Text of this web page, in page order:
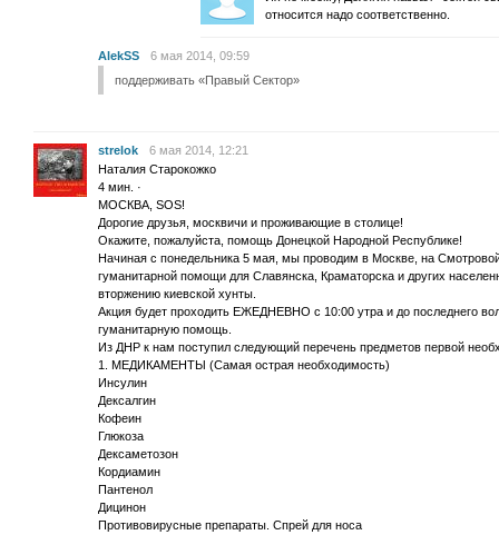
относится надо соответственно.
AlekSS
6 мая 2014, 09:59
поддерживать «Правый Сектор»
strelok
6 мая 2014, 12:21
Наталия Старокожко
4 мин. ·
МОСКВА, SOS!
Дорогие друзья, москвичи и проживающие в столице!
Окажите, пожалуйста, помощь Донецкой Народной Республике!
Начиная с понедельника 5 мая, мы проводим в Москве, на
гуманитарной помощи для Славянска, Краматорска и других
вторжению киевской хунты.
Акция будет проходить ЕЖЕДНЕВНО с 10:00 утра и до последнего
гуманитарную помощь.
Из ДНР к нам поступил следующий перечень предметов первой
1. МЕДИКАМЕНТЫ (Самая острая необходимость)
Инсулин
Дексалгин
Кофеин
Глюкоза
Дексаметозон
Кордиамин
Пантенол
Дицинон
Противовирусные препараты. Спрей для носа